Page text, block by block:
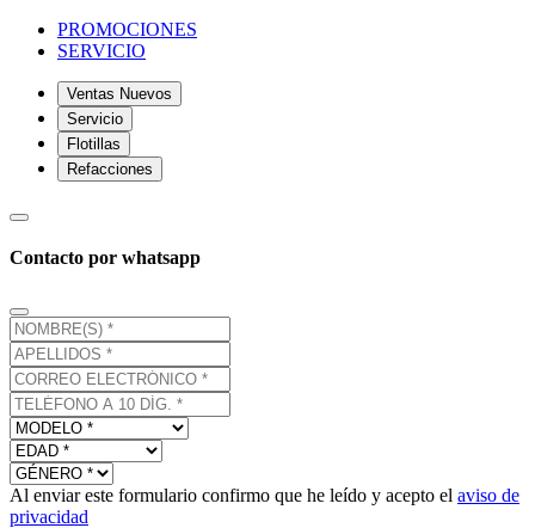
PROMOCIONES
SERVICIO
Ventas Nuevos
Servicio
Flotillas
Refacciones
Contacto por whatsapp
Al enviar este formulario confirmo que he leído y acepto el aviso de
privacidad